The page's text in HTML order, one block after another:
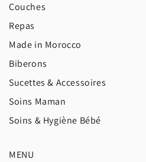
Couches
Repas
Made in Morocco
Biberons
Sucettes & Accessoires
Soins Maman
Soins & Hygiène Bébé
MENU